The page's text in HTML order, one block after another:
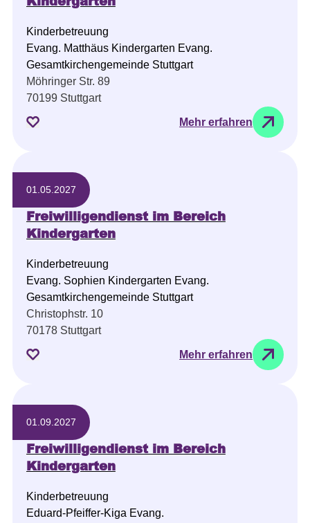
Kinderbetreuung
Evang. Matthäus Kindergarten Evang.
Gesamtkirchengemeinde Stuttgart
Möhringer Str. 89
70199 Stuttgart
Mehr erfahren
01.05.2027
Freiwilligendienst im Bereich
Kindergarten
Kinderbetreuung
Evang. Sophien Kindergarten Evang.
Gesamtkirchengemeinde Stuttgart
Christophstr. 10
70178 Stuttgart
Mehr erfahren
01.09.2027
Freiwilligendienst im Bereich
Kindergarten
Kinderbetreuung
Eduard-Pfeiffer-Kiga Evang.